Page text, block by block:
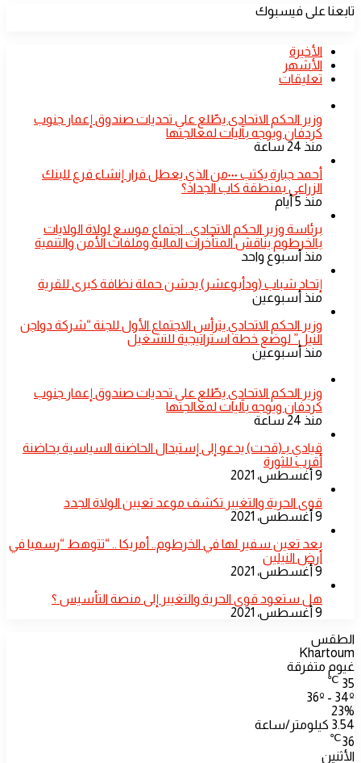
مؤهل
لاستلام
حميدتي
اجتماعات
السيادي
يحسم
الجدل
الإدعاءات
تابعنا على فيسبوك
الأخيرة
الأشهر
تعليقات
​وزير الحكم الاتحادي يطّلع على تحديات صندوق إعمار جنوب
كردفان ويوجه بآليات لمعالجتها
منذ 24 ساعة
أحمد جبارة يكتب ٠٠٠من الذي يعطل قرار إنشاء فرع للبنك
الزراعي بمنطقة كاب الجداد؟
منذ 5 أيام
​برئاسة وزير الحكم الاتحادي.. اجتماع موسع لولاة الولايات
بالخرطوم يناقش المتأخرات المالية وملفات الأمن والتنمية
منذ أسبوع واحد
إتحاد شباب (ودأبوعشر) يدشن حملة نظافة كبرى للقرية
منذ أسبوعين
وزير الحكم الاتحادي يترأس الاجتماع الأول للجنة “شركة دواجن
النيل” لوضع خطة استراتيجية للتشغيل
منذ أسبوعين
​وزير الحكم الاتحادي يطّلع على تحديات صندوق إعمار جنوب
كردفان ويوجه بآليات لمعالجتها
منذ 24 ساعة
قيادي بـ(قحت) يدعو إلى إستبدال الحاضنة السياسية بحاضنة
أقرب للثورة
9 أغسطس، 2021
قوى الحرية والتغيير تكشف موعد تعيين الولاة الجدد
9 أغسطس، 2021
بعد تعين سفير لها في الخرطوم.. أمريكا .. “تتوهط “رسميا في
أرض النيلين
9 أغسطس، 2021
هل ستعود قوى الحرية والتغيير إلى منصة التأسيس ؟
9 أغسطس، 2021
الطقس
Khartoum
غيوم متفرقة
35
℃
36º - 34º
23%
3.54 كيلومتر/ساعة
36
℃
الأثنين